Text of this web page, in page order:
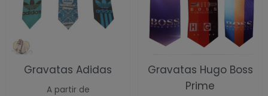
Gravatas Adidas
A partir de
Gravatas Hugo Boss
Prime